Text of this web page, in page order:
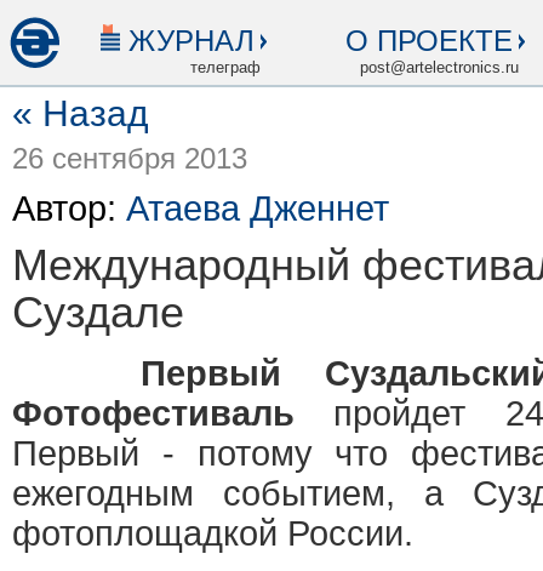
ЖУРНАЛ
телеграф
О ПРОЕКТЕ
post@artelectronics.ru
« Назад
26 сентября 2013
Автор: Атаева Дженнет
Международный
Суздале
Первый Суздальский
Фотофестиваль пройдет
Первый - потому что
ежегодным событием, а
фотоплощадкой России.